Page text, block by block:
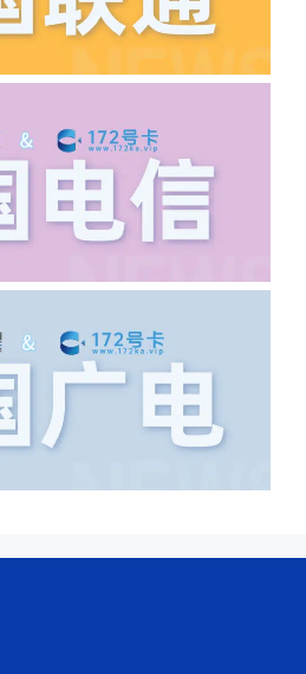
址怎么写容易通过审核?
。详细地址不要写带有
比如你的地址:上海市
为在系统审核看来你在
个北京，不知道你在哪
失败。